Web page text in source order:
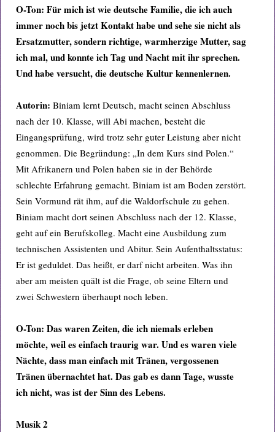
O-Ton: Für mich ist wie deutsche Familie, die ich auch
immer noch bis jetzt Kontakt habe und sehe sie nicht als
Ersatzmutter, sondern richtige, warmherzige Mutter, sag
ich mal, und konnte ich Tag und Nacht mit ihr sprechen.
Und habe versucht, die deutsche Kultur kennenlernen.
Autorin: Biniam lernt Deutsch, macht seinen Abschluss
nach der 10. Klasse, will Abi machen, besteht die
Eingangsprüfung, wird trotz sehr guter Leistung aber nicht
genommen. Die Begründung: „In dem Kurs sind Polen.“
Mit Afrikanern und Polen haben sie in der Behörde
schlechte Erfahrung gemacht. Biniam ist am Boden zerstört.
Sein Vormund rät ihm, auf die Waldorfschule zu gehen.
Biniam macht dort seinen Abschluss nach der 12. Klasse,
geht auf ein Berufskolleg. Macht eine Ausbildung zum
technischen Assistenten und Abitur. Sein Aufenthaltsstatus:
Er ist geduldet. Das heißt, er darf nicht arbeiten. Was ihn
aber am meisten quält ist die Frage, ob seine Eltern und
zwei Schwestern überhaupt noch leben.
O-Ton: Das waren Zeiten, die ich niemals erleben
möchte, weil es einfach traurig war. Und es waren viele
Nächte, dass man einfach mit Tränen, vergossenen
Tränen übernachtet hat. Das gab es dann Tage, wusste
ich nicht, was ist der Sinn des Lebens.
Musik 2